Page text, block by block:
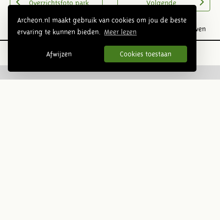
Archeon.nl maakt gebruik van cookies om jou de beste
ervaring te kunnen bieden.
Meer lezen
Afwijzen Cookies toestaan
Overzichtsfoto park Volgende
Prehistorie Romeinse tijd Middeleeuwen